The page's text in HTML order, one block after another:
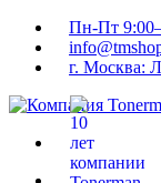
Пн-Пт
г. Москва: